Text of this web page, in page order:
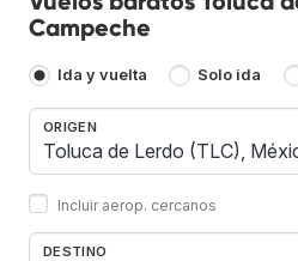
Campeche
Ida y vuelta Solo ida
ORIGEN
Incluir aerop. cercanos
DESTINO